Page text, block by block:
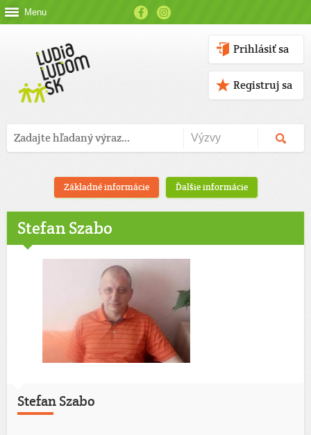
Menu
Prihlásiť sa
Registruj sa
Základné informácie Ďalšie informácie
Stefan Szabo
Stefan Szabo